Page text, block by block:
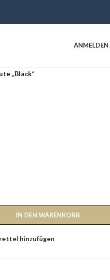
ANMELDEN
„Black“
IN DEN WARENKORB
hinzufügen